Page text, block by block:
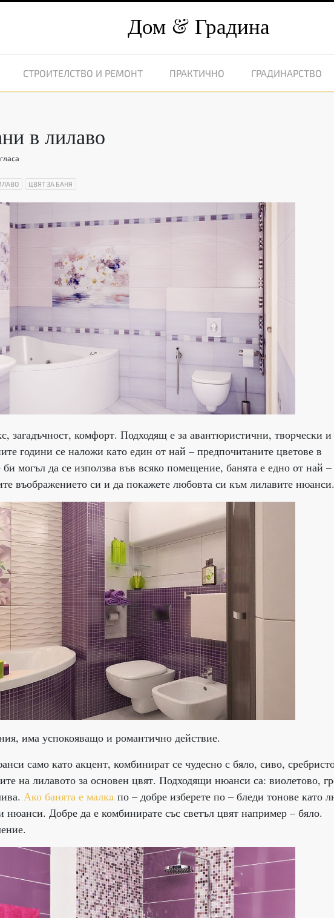
Дом Градина
СТРОИТЕЛСТВО И РЕМОНТ ПРАКТИЧНО ГРАДИНАРСТВО
в лилаво
ЦВЯТ ЗА БАНЯ
загадъчност, комфорт. Подходящ е за авантюристични, творчески и
години се наложи като един от най – предпочитаните цветове в
могъл да се използва във всяко помещение, банята е едно от най –
въображението си и да покажете любовта си към лилавите нюанси.
има успокояващо и романтично действие.
само като акцент, комбинират се чудесно с бяло, сиво,
на лилавото за основен цвят. Подходящи нюанси са: виолетово,
Ако банята е малкaпо – добре изберете по – бледи тонове като
нюанси. Добре да е комбинирате със светъл цвят например – бяло.